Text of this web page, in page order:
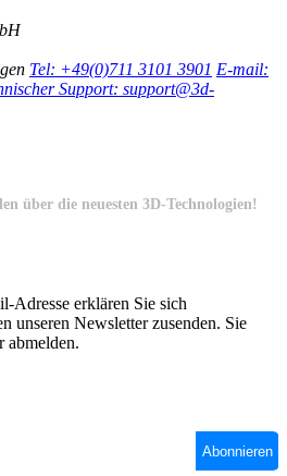
Tel: +49(0)711 3101 3901 E-mail:
Support: support@3d-